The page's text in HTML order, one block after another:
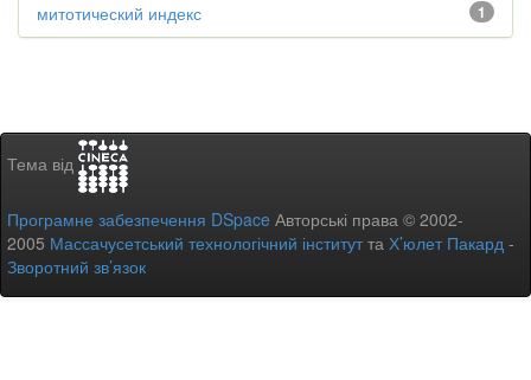
1
митотический индекс
Тема від
Програмне забезпечення DSpace Авторські права © 2002-
2005 Массачусетський технологічний інститутта Х’юлет Пакард -
Зворотний зв’язок